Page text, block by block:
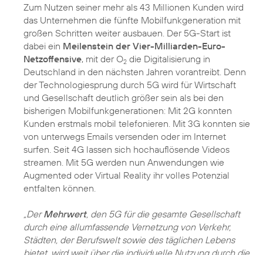
Zum Nutzen seiner mehr als 43 Millionen Kunden wird
das Unternehmen die fünfte Mobilfunkgeneration mit
großen Schritten weiter ausbauen. Der 5G-Start ist
dabei ein Meilenstein der Vier-Milliarden-Euro-
Netzoffensive, mit der O2 die Digitalisierung in
Deutschland in den nächsten Jahren vorantreibt. Denn
der Technologiesprung durch 5G wird für Wirtschaft
und Gesellschaft deutlich größer sein als bei den
bisherigen Mobilfunkgenerationen: Mit 2G konnten
Kunden erstmals mobil telefonieren. Mit 3G konnten sie
von unterwegs Emails versenden oder im Internet
surfen. Seit 4G lassen sich hochauflösende Videos
streamen. Mit 5G werden nun Anwendungen wie
Augmented oder Virtual Reality ihr volles Potenzial
entfalten können.
„DerMehrwert, den 5G für die gesamte Gesellschaft
durch eine allumfassende Vernetzung von Verkehr,
Städten, der Berufswelt sowie des täglichen Lebens
bietet, wird weit über die individuelle Nutzung durch die